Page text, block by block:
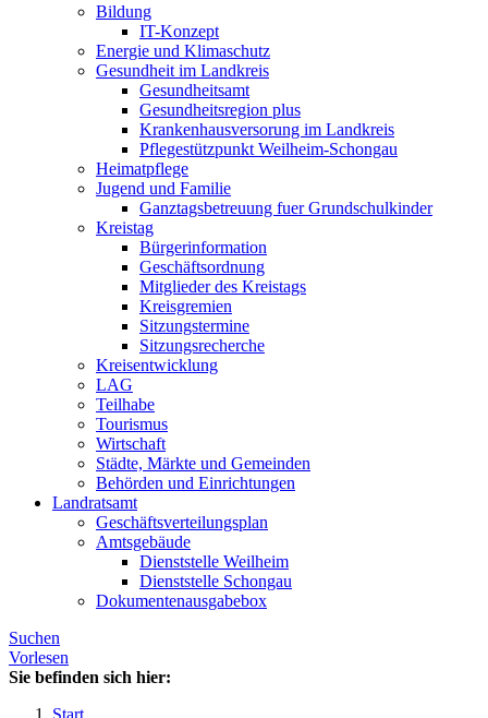
Bildung
IT-Konzept
Energie und Klimaschutz
Gesundheit im Landkreis
Gesundheitsamt
Gesundheitsregion plus
Krankenhausversorung im Landkreis
Pflegestützpunkt Weilheim-Schongau
Heimatpflege
Jugend und Familie
Ganztagsbetreuung fuer Grundschulkinder
Kreistag
Bürgerinformation
Geschäftsordnung
Mitglieder des Kreistags
Kreisgremien
Sitzungstermine
Sitzungsrecherche
Kreisentwicklung
LAG
Teilhabe
Tourismus
Wirtschaft
Städte, Märkte und Gemeinden
Behörden und Einrichtungen
Landratsamt
Geschäftsverteilungsplan
Amtsgebäude
Dienststelle Weilheim
Dienststelle Schongau
Dokumentenausgabebox
Suchen
Vorlesen
Sie befinden sich hier: